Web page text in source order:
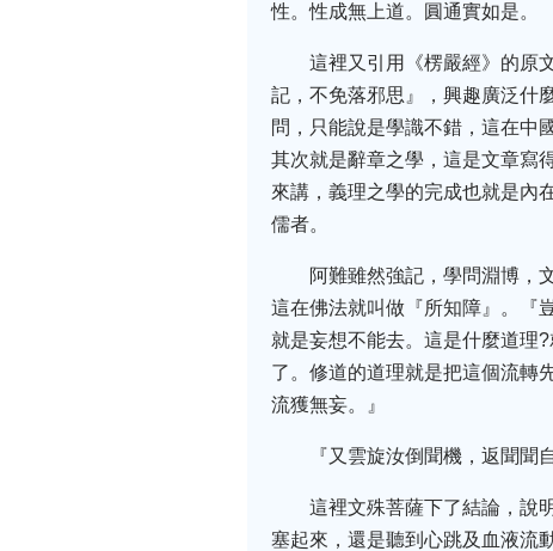
性。性成無上道。圓通實如是。
這裡又引用《楞嚴經》的原
記，不免落邪思』，興趣廣泛什
問，只能說是學識不錯，這在中
其次就是辭章之學，這是文章寫
來講，義理之學的完成也就是內
儒者。
阿難雖然強記，學問淵博，
這在佛法就叫做『所知障』。『
就是妄想不能去。這是什麼道理
了。修道的道理就是把這個流轉
流獲無妄。』
『又雲旋汝倒聞機，返聞聞
這裡文殊菩薩下了結論，說
塞起來，還是聽到心跳及血液流